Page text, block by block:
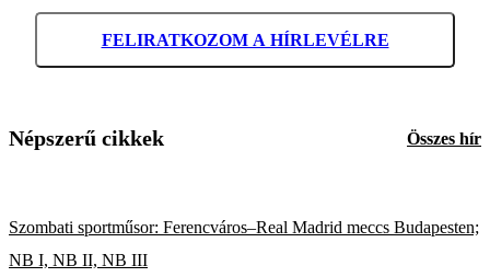
FELIRATKOZOM A HÍRLEVÉLRE
Népszerű cikkek Összes hír
Szombati sportműsor: Ferencváros–Real Madrid meccs Budapesten;
NB I, NB II, NB III